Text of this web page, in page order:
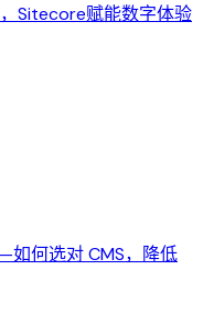
Sitecore赋能数字体验
何选对 CMS，降低